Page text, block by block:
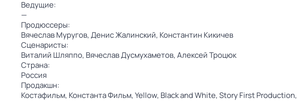
Ведущие:
—
Продюссеры:
Вячеслав Муругов,Денис Жалинский, Константин Кикичев
Сценаристы:
Виталий Шляппо, Вячеслав Дусмухаметов,Алексей Троцюк
Страна:
Россия
Продакшн:
Костафильм, Константа Фильм,Yellow, Black and White,Story First Production,